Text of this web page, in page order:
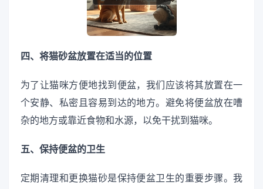
四、将猫砂盆放置在适当的位置
为了让猫咪方便地找到便盆，我们应该将其放置在一
个安静、私密且容易到达的地方。避免将便盆放在嘈
杂的地方或靠近食物和水源，以免干扰到猫咪。
五、保持便盆的卫生
定期清理和更换猫砂是保持便盆卫生的重要步骤。我